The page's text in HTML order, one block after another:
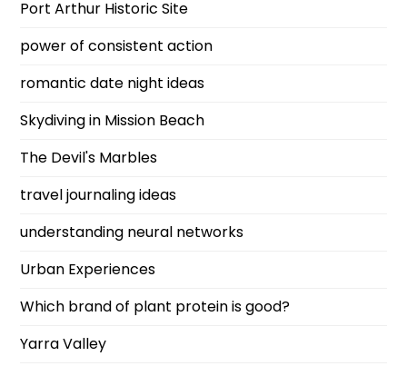
Port Arthur Historic Site
power of consistent action
romantic date night ideas
Skydiving in Mission Beach
The Devil's Marbles
travel journaling ideas
understanding neural networks
Urban Experiences
Which brand of plant protein is good?
Yarra Valley